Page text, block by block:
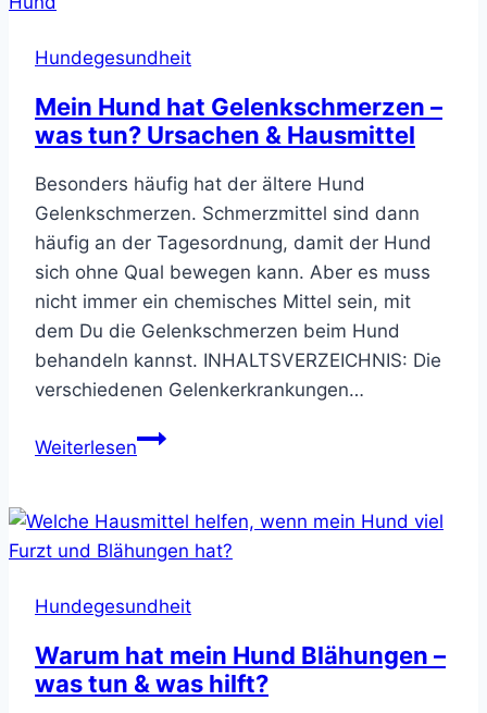
das
hilft!
Hundegesundheit
Mein Hund hat Gelenkschmerzen –
was tun? Ursachen & Hausmittel
Besonders häufig hat der ältere Hund
Gelenkschmerzen. Schmerzmittel sind dann
häufig an der Tagesordnung, damit der Hund
sich ohne Qual bewegen kann. Aber es muss
nicht immer ein chemisches Mittel sein, mit
dem Du die Gelenkschmerzen beim Hund
behandeln kannst. INHALTSVERZEICHNIS: Die
verschiedenen Gelenkerkrankungen…
WeiterlesenMein
Gelenkschmerzen
–
tun?
Ursachen
&
Hausmittel
Hundegesundheit
Warum hat mein Hund Blähungen –
was tun & was hilft?